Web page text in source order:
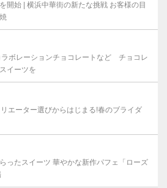
開始 | 横浜中華街の新たな挑戦 お客様の目
ボレーションチョコレートなど チョコレ
イーツを
エーター選びからはじまる!春のブライダ
ったスイーツ 華やかな新作パフェ「ローズ